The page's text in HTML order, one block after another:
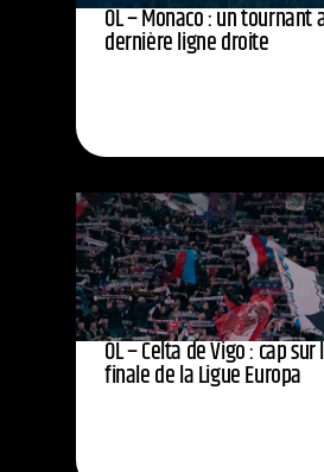
OL – Monaco : un tournant
dernière ligne droite
OL – Celta de Vigo : cap
finale de la Ligue Europa